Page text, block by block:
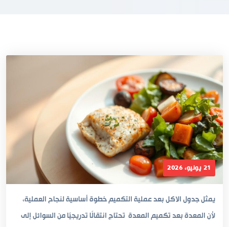
21 يونيو، 2026
يمثل جدول الاكل بعد عملية التكميم خطوة أساسية لنجاح العملية،
لأن المعدة بعد تكميم المعدة تحتاج انتقالًا تدريجيًا من السوائل إلى